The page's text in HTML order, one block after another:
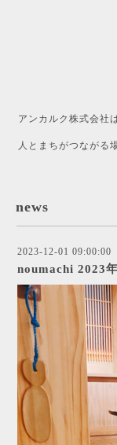
アンカルク株式会社
人とまちがつながる
news
2023-12-01 09:00:00
noumachi 2023